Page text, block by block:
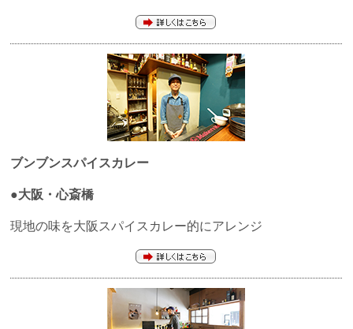
ブンブンスパイスカレー
●大阪・心斎橋
現地の味を大阪スパイスカレー的にアレンジ